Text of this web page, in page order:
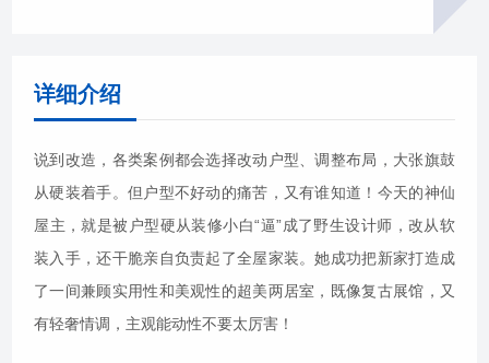
详细介绍
说到改造，各类案例都会选择改动户型、调整布局，大张旗鼓
从硬装着手。但户型不好动的痛苦，又有谁知道！今天的神仙
屋主，就是被户型硬从装修小白“逼”成了野生设计师，改从软
装入手，还干脆亲自负责起了全屋家装。她成功把新家打造成
了一间兼顾实用性和美观性的超美两居室，既像复古展馆，又
有轻奢情调，主观能动性不要太厉害！